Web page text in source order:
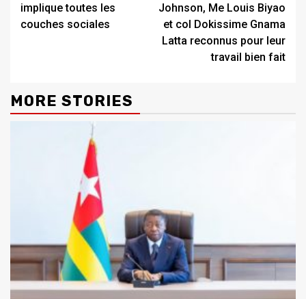
implique toutes les
couches sociales
Johnson, Me Louis Biyao
et col Dokissime Gnama
Latta reconnus pour leur
travail bien fait
MORE STORIES